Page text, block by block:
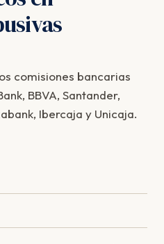
comisiones bancarias
BBVA, Santander,
Ibercaja y Unicaja.